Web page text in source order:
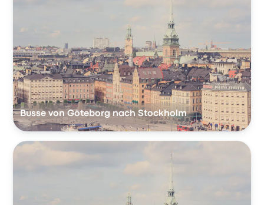
Busse von Göteborg nach Stockholm